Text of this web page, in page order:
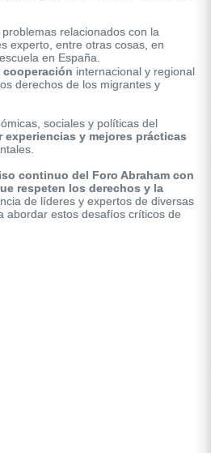
relacionados con la
experto, entre otras cosas, en
en España.
mechanical movement.
cooperación internacional y regional
derechos de los migrantes y
sociales y políticas del
experiencias y mejores prácticas
continuo del Foro Abraham con
respeten los derechos y la
de líderes y expertos de diversas
abordar estos desafíos críticos de